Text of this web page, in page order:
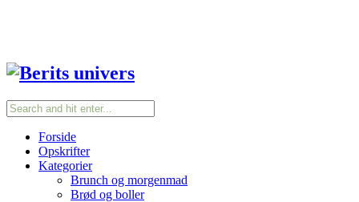
Forside
Opskrifter
Kategorier
Brunch og morgenmad
Brød og boller